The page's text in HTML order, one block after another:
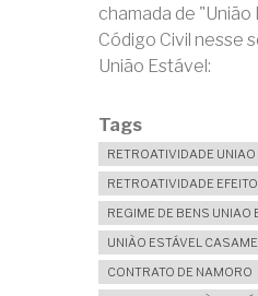
chamada de "União
Código Civil nesse
União Estável:
Tags
RETROATIVIDADE UNIAO
RETROATIVIDADE
REGIME DE BENS UNIAO
UNIÃO ESTÁVEL
CONTRATO DE NAMORO